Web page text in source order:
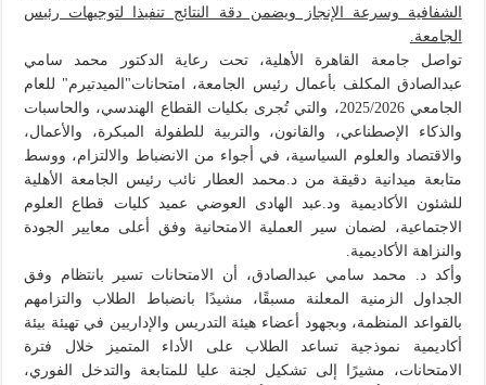
الشفافية وسرعة الإنجاز ويضمن دقة النتائج تنفيذا لتوجيهات رئيس
الجامعة.
تواصل جامعة القاهرة الأهلية، تحت رعاية الدكتور محمد سامي
عبدالصادق المكلف بأعمال رئيس الجامعة، امتحانات"الميدتيرم" للعام
الجامعي 2025/2026، والتي تُجرى بكليات القطاع الهندسي، والحاسبات
والذكاء الإصطناعي، والقانون، والتربية للطفولة المبكرة، والأعمال،
والاقتصاد والعلوم السياسية، في أجواء من الانضباط والالتزام، ووسط
متابعة ميدانية دقيقة من د.محمد العطار نائب رئيس الجامعة الأهلية
للشئون الأكاديمية ود.عبد الهادى العوضي عميد كليات قطاع العلوم
الاجتماعية، لضمان سير العملية الامتحانية وفق أعلى معايير الجودة
والنزاهة الأكاديمية.
وأكد د. محمد سامي عبدالصادق، أن الامتحانات تسير بانتظام وفق
الجداول الزمنية المعلنة مسبقًا، مشيدًا بانضباط الطلاب والتزامهم
بالقواعد المنظمة، وبجهود أعضاء هيئة التدريس والإداريين في تهيئة بيئة
أكاديمية نموذجية تساعد الطلاب على الأداء المتميز خلال فترة
الامتحانات، مشيرًا إلى تشكيل لجنة عليا للمتابعة والتدخل الفوري،